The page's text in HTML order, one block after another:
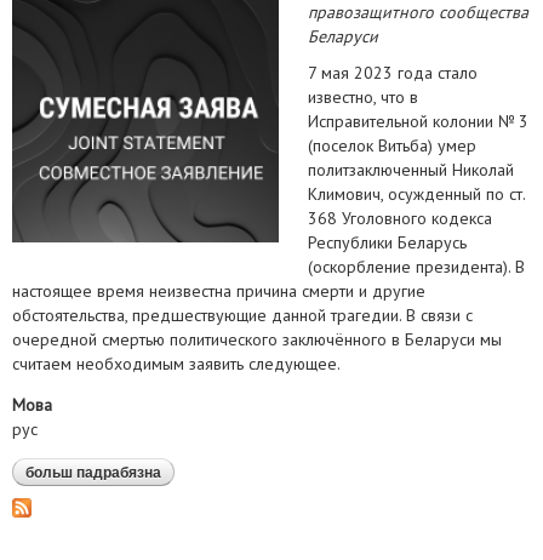
правозащитного сообщества
Беларуси
7 мая 2023 года стало
известно, что в
Исправительной колонии № 3
(поселок Витьба) умер
политзаключенный Николай
Климович, осужденный по ст.
368 Уголовного кодекса
Республики Беларусь
(оскорбление президента). В
настоящее время неизвестна причина смерти и другие
обстоятельства, предшествующие данной трагедии. В связи с
очередной смертью политического заключённого в Беларуси мы
считаем необходимым заявить следующее.
Мова
рус
больш падрабязна аб требуем провести расследование по факту
смерти николая климовича и отсутствия